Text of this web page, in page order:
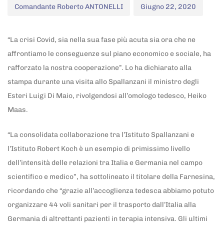
Comandante Roberto ANTONELLI Giugno 22, 2020
“La crisi Covid, sia nella sua fase più acuta sia ora che ne
affrontiamo le conseguenze sul piano economico e sociale, ha
rafforzato la nostra cooperazione”. Lo ha dichiarato alla
stampa durante una visita allo Spallanzani il ministro degli
Esteri Luigi Di Maio, rivolgendosi all’omologo tedesco, Heiko
Maas.
“La consolidata collaborazione tra l’Istituto Spallanzani e
l’Istituto Robert Koch è un esempio di primissimo livello
dell’intensità delle relazioni tra Italia e Germania nel campo
scientifico e medico”, ha sottolineato il titolare della Farnesina,
ricordando che “grazie all’accoglienza tedesca abbiamo potuto
organizzare 44 voli sanitari per il trasporto dall’Italia alla
Germania di altrettanti pazienti in terapia intensiva. Gli ultimi